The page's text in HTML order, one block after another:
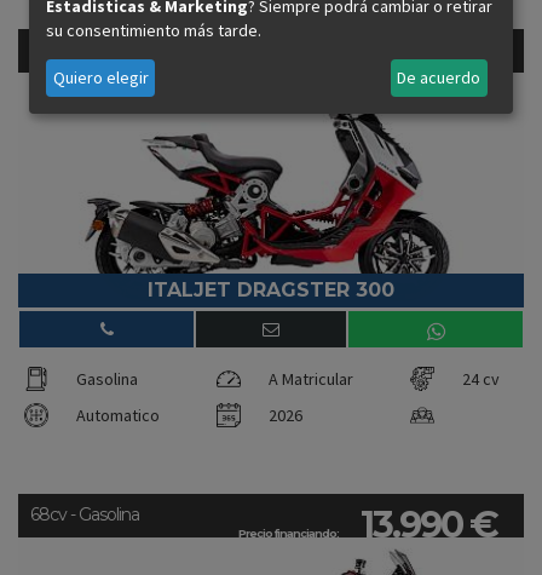
6.989 €
ITALJET DRAGSTER 300
Gasolina A Matricular
24 cv
Automatico
2026
Precio financiando: 13.990 €
68cv - Gasolina
Estadisticas & Marketing? Siempre podrá cambiar o retirar
su consentimiento más tarde.
Quiero elegir De acuerdo